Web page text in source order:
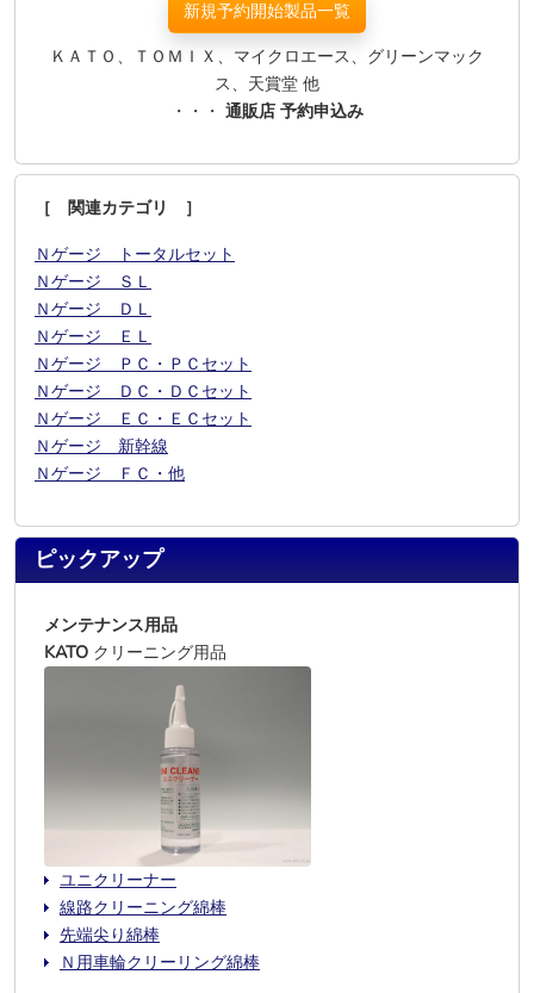
新規予約開始製品一覧
ＫＡＴＯ、ＴＯＭＩＸ、マイクロエース、グリーンマック
ス、天賞堂 他
・・・ 通販店 予約申込み
［ 関連カテゴリ ］
Ｎゲージ トータルセット
Ｎゲージ ＳＬ
Ｎゲージ ＤＬ
Ｎゲージ ＥＬ
Ｎゲージ ＰＣ・ＰＣセット
Ｎゲージ ＤＣ・ＤＣセット
Ｎゲージ ＥＣ・ＥＣセット
Ｎゲージ 新幹線
Ｎゲージ ＦＣ・他
ピックアップ
メンテナンス用品
KATO クリーニング用品
ユニクリーナー
線路クリーニング綿棒
先端尖り綿棒
Ｎ用車輪クリーリング綿棒